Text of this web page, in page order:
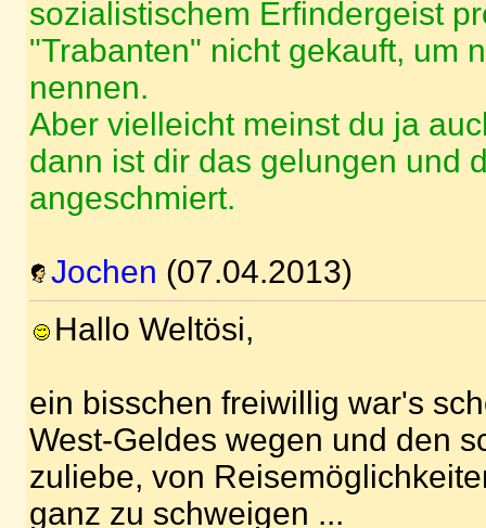
sozialistischem Erfindergeist
"Trabanten" nicht gekauft, um
nennen.
Aber vielleicht meinst du ja
dann ist dir das gelungen und
angeschmiert.
Jochen (07.04.2013)
Hallo Weltösi,
ein bisschen freiwillig war's
West-Geldes wegen und den
zuliebe, von
ganz zu schweigen ...